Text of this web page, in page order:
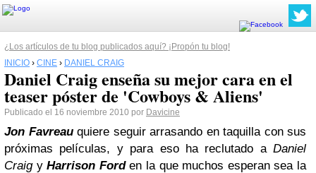
¿Los artículos de tu blog publicados aquí? ¡Propón tu blog!
INICIO › CINE › DANIEL CRAIG
Daniel Craig enseña su mejor cara en el
teaser póster de 'Cowboys & Aliens'
Publicado el 16 noviembre 2010 por Davicine
Jon Favreau quiere seguir arrasando en taquilla con sus
próximas películas, y para eso ha reclutado a Daniel
Craigy Harrison Ford en la que muchos esperan sea la